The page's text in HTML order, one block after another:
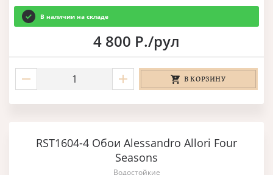
В наличии на складе
4 800 Р./рул
В КОРЗИНУ
RST1604-4 Обои Alessandro Allori Four
Seasons
Водостойкие